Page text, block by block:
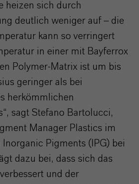
heizen sich durch
deutlich weniger auf – die
kann so verringert
in einer mit Bayferrox
Polymer-Matrix ist um bis
geringer als bei
herkömmlichen
sagt Stefano Bartolucci,
Manager Plastics im
Pigments (IPG) bei
dazu bei, dass sich das
und der